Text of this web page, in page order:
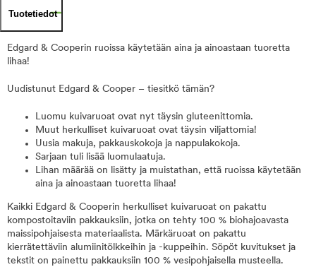
Tuotetiedot
Edgard & Cooperin ruoissa käytetään aina ja ainoastaan tuoretta
lihaa!
Uudistunut Edgard & Cooper – tiesitkö tämän?
Luomu kuivaruoat ovat nyt täysin gluteenittomia.
Muut herkulliset kuivaruoat ovat täysin viljattomia!
Uusia makuja, pakkauskokoja ja nappulakokoja.
Sarjaan tuli lisää luomulaatuja.
Lihan määrää on lisätty ja muistathan, että ruoissa käytetään
aina ja ainoastaan tuoretta lihaa!
Kaikki Edgard & Cooperin herkulliset kuivaruoat on pakattu
kompostoitaviin pakkauksiin, jotka on tehty 100 % biohajoavasta
maissipohjaisesta materiaalista. Märkäruoat on pakattu
kierrätettäviin alumiinitölkkeihin ja -kuppeihin. Söpöt kuvitukset ja
tekstit on painettu pakkauksiin 100 % vesipohjaisella musteella.